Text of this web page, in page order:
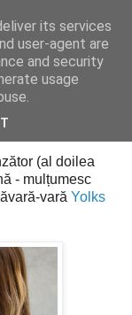
(al doilea
- mulțumesc
vară Yolks
its services
user-agent are
and security
usage